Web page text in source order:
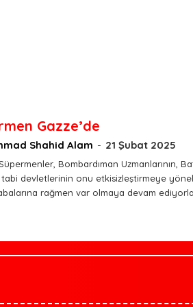
Gazze’de
Shahid Alam - 21 Şubat 2025
Bombardıman Uzmanlarının,
devletlerinin onu etkisizleştirmeye
rağmen var olmaya devam